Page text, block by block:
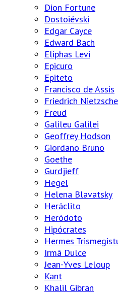
Dion Fortune
Dostoiévski
Edgar Cayce
Edward Bach
Eliphas Levi
Epicuro
Epiteto
Francisco de Assis
Friedrich Nietzsche
Freud
Galileu Galilei
Geoffrey Hodson
Giordano Bruno
Goethe
Gurdjieff
Hegel
Helena Blavatsky
Heráclito
Heródoto
Hipócrates
Hermes
Irmã Dulce
Jean-Yves Leloup
Kant
Khalil Gibran